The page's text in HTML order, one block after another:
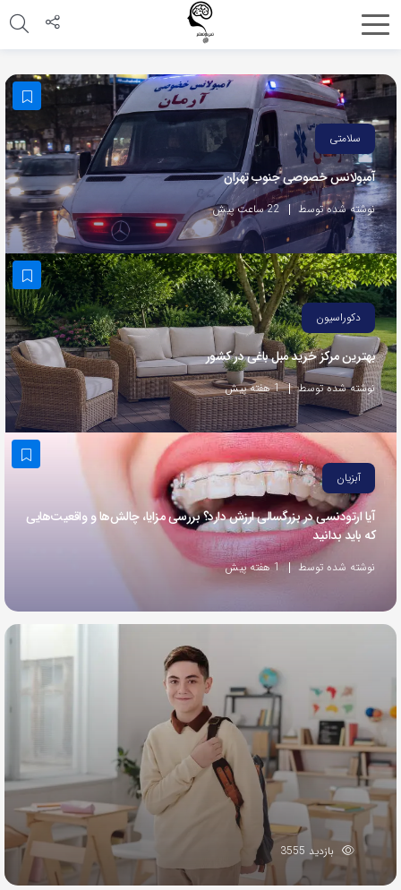
اشتراک
استفاده
از
روش‌های
زیر
می‌توانید
این
صفحه
را
با
دوستان
خود
به
اشتراک
بگذارید.
کپی
لینک
سلامتی
آمبولانس خصوصی جنوب تهران
نوشته شده توسط 22 ساعت پیش
دکوراسیون
بهترین مرکز خرید مبل باغی در کشور
نوشته شده توسط 1 هفته پیش
آبزیان
آیا ارتودنسی در بزرگسالی ارزش دارد؟ بررسی مزایا، چالش‌ها و واقعیت‌هایی
که باید بدانید
نوشته شده توسط 1 هفته پیش
بازدید 3555